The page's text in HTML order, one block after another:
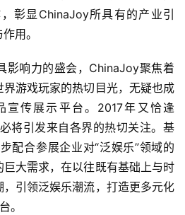
彰显ChinaJoy所具有的产业引
用。
影响力的盛会，ChinaJoy聚焦着
游戏玩家的热切目光，无疑也成
宣传展示平台。2017年又恰逢
将引发来自各界的热切关注。基
配合参展企业对“泛娱乐”领域的
大需求，在以往既有基础上与时
引领泛娱乐潮流，打造更多元化
。